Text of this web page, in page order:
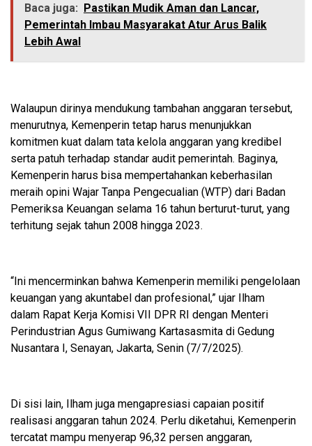
Baca juga: Pastikan Mudik Aman dan Lancar,
Pemerintah Imbau Masyarakat Atur Arus Balik
Lebih Awal
Walaupun dirinya mendukung tambahan anggaran tersebut,
menurutnya, Kemenperin tetap harus menunjukkan
komitmen kuat dalam tata kelola anggaran yang kredibel
serta patuh terhadap standar audit pemerintah. Baginya,
Kemenperin harus bisa mempertahankan keberhasilan
meraih opini Wajar Tanpa Pengecualian (WTP) dari Badan
Pemeriksa Keuangan selama 16 tahun berturut-turut, yang
terhitung sejak tahun 2008 hingga 2023.
“Ini mencerminkan bahwa Kemenperin memiliki pengelolaan
keuangan yang akuntabel dan profesional,” ujar Ilham
dalam Rapat Kerja Komisi VII DPR RI dengan Menteri
Perindustrian Agus Gumiwang Kartasasmita di Gedung
Nusantara I, Senayan, Jakarta, Senin (7/7/2025).
Di sisi lain, Ilham juga mengapresiasi capaian positif
realisasi anggaran tahun 2024. Perlu diketahui, Kemenperin
tercatat mampu menyerap 96,32 persen anggaran,